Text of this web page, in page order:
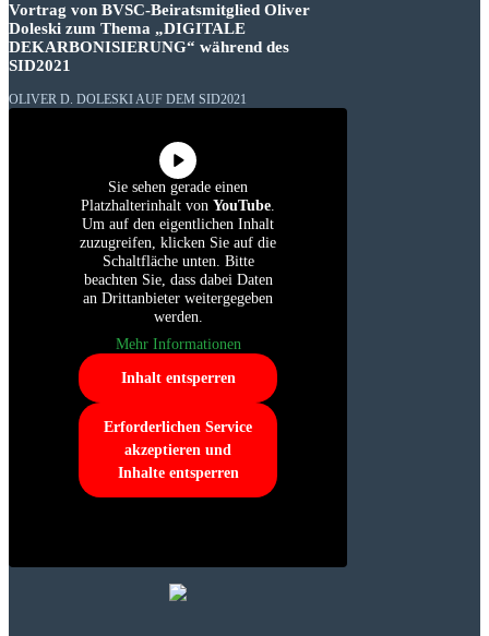
Vortrag von BVSC-Beiratsmitglied Oliver
Doleski zum Thema „DIGITALE
DEKARBONISIERUNG“ während des
SID2021
OLIVER D. DOLESKI AUF DEM SID2021
Sie sehen gerade einen
Platzhalterinhalt von YouTube.
Um auf den eigentlichen Inhalt
zuzugreifen, klicken Sie auf die
Schaltfläche unten. Bitte
beachten Sie, dass dabei Daten
an Drittanbieter weitergegeben
werden.
Mehr Informationen
Inhalt entsperren
Erforderlichen Service
akzeptieren und
Inhalte entsperren